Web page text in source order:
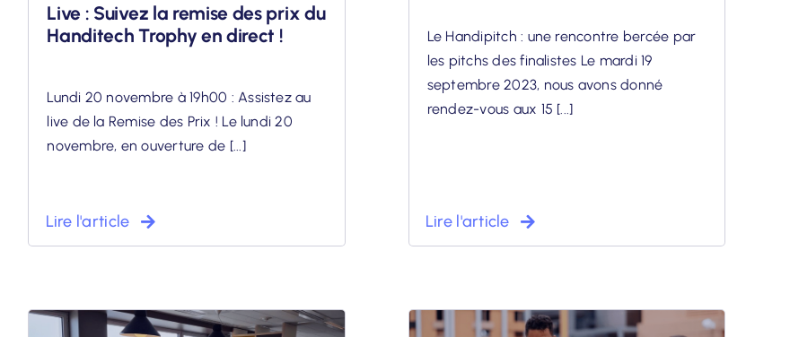
Live : Suivez la remise des prix du
Handitech Trophy en direct !
Lundi 20 novembre à 19h00 : Assistez au
live de la Remise des Prix ! Le lundi 20
novembre, en ouverture de [...]
Lire l'article
Le Handipitch : une rencontre bercée par
les pitchs des finalistes Le mardi 19
septembre 2023, nous avons donné
rendez-vous aux 15 [...]
Lire l'article